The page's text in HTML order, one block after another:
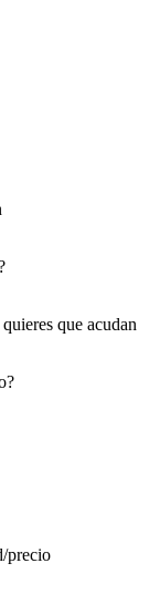
que acudan
precio